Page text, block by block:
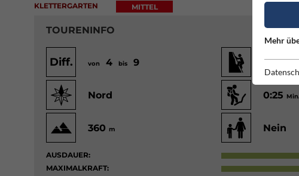
KLETTERGARTEN MITTEL
TOURENINFO
Diff. von 4bis 9 10
Nord 0:25 Min.
360m Nein
AUSDAUER:
MAXIMALKRAFT:
Mehr